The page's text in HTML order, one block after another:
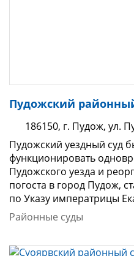
Пудожский
186150, г. Пудож, ул.
Пудожский уездный суд
функционировать
Пудожского уезда и
погоста в город Пудож,
по Указу императрицы
Районные суды